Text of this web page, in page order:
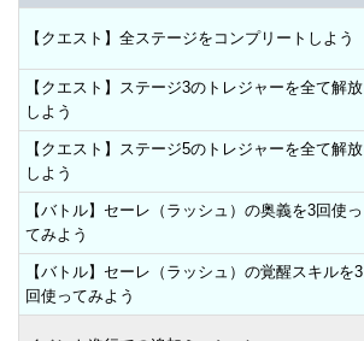
【クエスト】全ステージをコンプリートしよう
【クエスト】ステージ3のトレジャーを全て解放
しよう
【クエスト】ステージ5のトレジャーを全て解放
しよう
【バトル】セーレ（ラッシュ）の奥義を3回使っ
てみよう
【バトル】セーレ（ラッシュ）の覚醒スキルを3
回使ってみよう